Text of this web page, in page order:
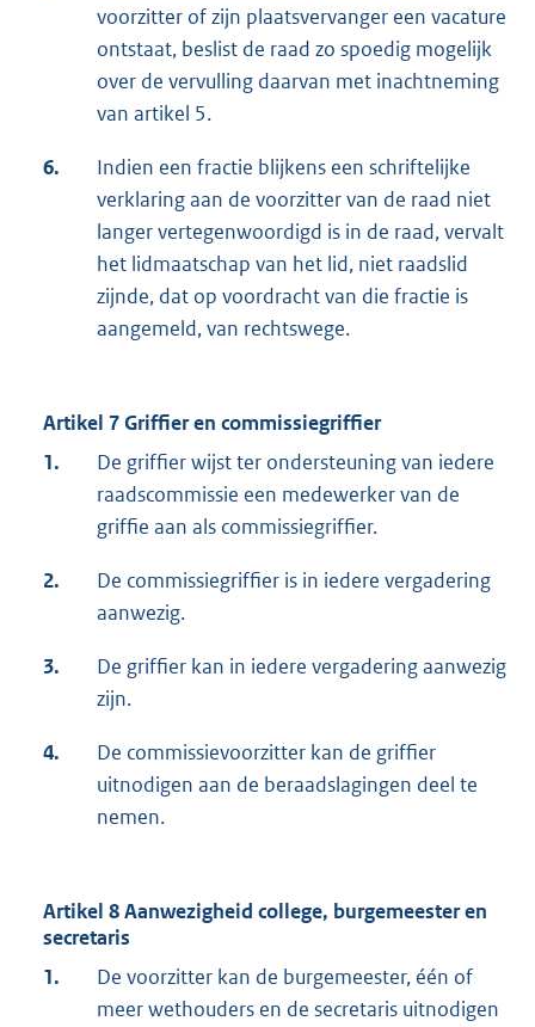
voorzitter of zijn plaatsvervanger een vacature
ontstaat, beslist de raad zo spoedig mogelijk
over de vervulling daarvan met inachtneming
van artikel 5.
6.
Indien een fractie blijkens een schriftelijke
verklaring aan de voorzitter van de raad niet
langer vertegenwoordigd is in de raad, vervalt
het lidmaatschap van het lid, niet raadslid
zijnde, dat op voordracht van die fractie is
aangemeld, van rechtswege.
Artikel 7 Griffier en commissiegriffier
1.
De griffier wijst ter ondersteuning van iedere
raadscommissie een medewerker van de
griffie aan als commissiegriffier.
2.
De commissiegriffier is in iedere vergadering
aanwezig.
3.
De griffier kan in iedere vergadering aanwezig
zijn.
4.
De commissievoorzitter kan de griffier
uitnodigen aan de beraadslagingen deel te
nemen.
Artikel 8 Aanwezigheid college, burgemeester en
secretaris
1.
De voorzitter kan de burgemeester, één of
meer wethouders en de secretaris uitnodigen